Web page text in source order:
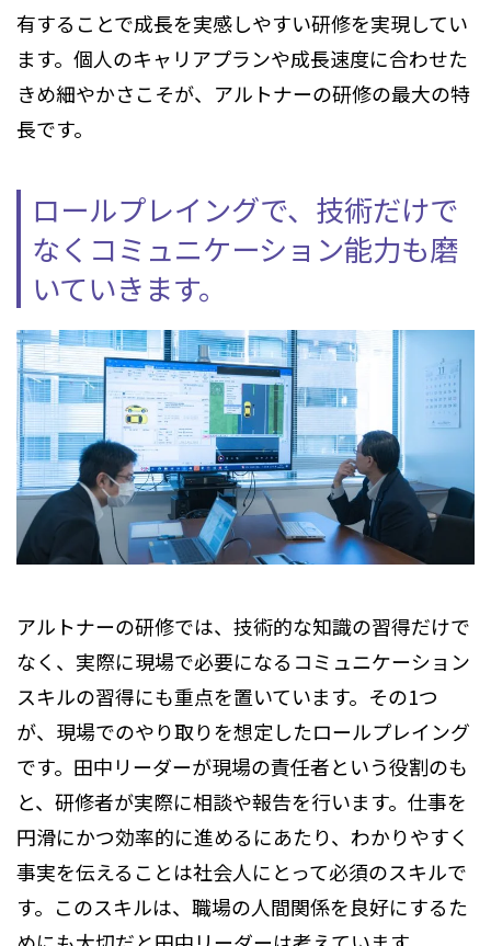
有することで成長を実感しやすい研修を実現してい
ます。個人のキャリアプランや成長速度に合わせた
きめ細やかさこそが、アルトナーの研修の最大の特
長です。
ロールプレイングで、技術だけで
なくコミュニケーション能力も磨
いていきます。
アルトナーの研修では、技術的な知識の習得だけで
なく、実際に現場で必要になるコミュニケーション
スキルの習得にも重点を置いています。その1つ
が、現場でのやり取りを想定したロールプレイング
です。田中リーダーが現場の責任者という役割のも
と、研修者が実際に相談や報告を行います。仕事を
円滑にかつ効率的に進めるにあたり、わかりやすく
事実を伝えることは社会人にとって必須のスキルで
す。このスキルは、職場の人間関係を良好にするた